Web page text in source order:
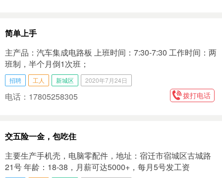
简单上手
主产品：汽车集成电路板 上班时间：7:30-7:30 工作时间：两
班制，半个月倒1次班；
招聘 工人 新城区 2020年7月24日
电话：17805258305 拨打电话
交五险一金，包吃住
主要生产手机壳，电脑零配件，地址：宿迁市宿城区古城路
21号 年龄：18-38，月薪可达5000+，每月5号发工资